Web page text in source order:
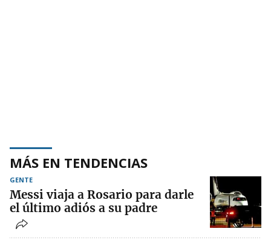
MÁS EN TENDENCIAS
GENTE
Messi viaja a Rosario para darle
el último adiós a su padre